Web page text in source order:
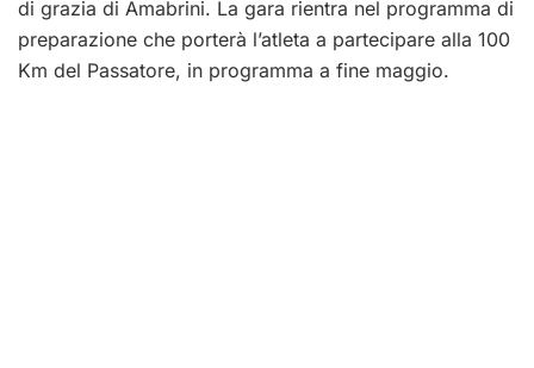
di grazia di Amabrini. La gara rientra nel programma di
preparazione che porterà l’atleta a partecipare alla 100
Km del Passatore, in programma a fine maggio.